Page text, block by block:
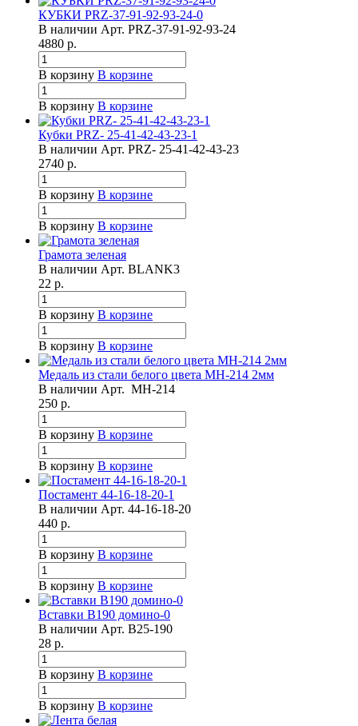
КУБКИ PRZ-37-91-92-93-24-0
В наличии Арт. PRZ-37-91-92-93-24
4880 р.
В корзину В корзине
В корзину В корзине
Кубки PRZ- 25-41-42-43-23-1
В наличии Арт. PRZ- 25-41-42-43-23
2740 р.
В корзину В корзине
В корзину В корзине
Грамота зеленая
В наличии Арт. BLANK3
22 р.
В корзину В корзине
В корзину В корзине
Медаль из стали белого цвета МН-214 2мм
В наличии Арт. МН-214
250 р.
В корзину В корзине
В корзину В корзине
Постамент 44-16-18-20-1
В наличии Арт. 44-16-18-20
440 р.
В корзину В корзине
В корзину В корзине
Вставки B190 домино-0
В наличии Арт. B25-190
28 р.
В корзину В корзине
В корзину В корзине